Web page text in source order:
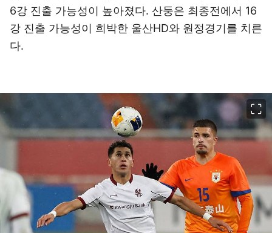
6강 진출 가능성이 높아졌다. 산둥은 최종전에서 16
강 진출 가능성이 희박한 울산HD와 원정경기를 치른
다.